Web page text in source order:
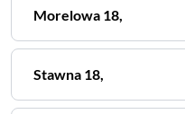
Morelowa 18,
Stawna 18,